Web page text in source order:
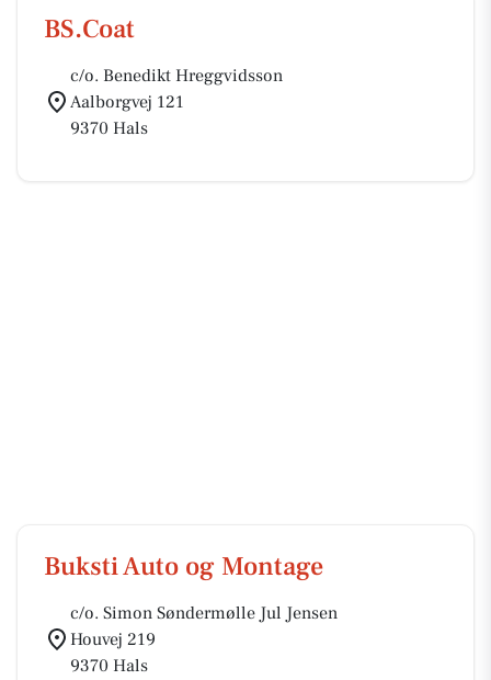
BS.Coat
c/o. Benedikt Hreggvidsson
Aalborgvej 121
9370 Hals
Buksti Auto og Montage
c/o. Simon Søndermølle Jul Jensen
Houvej 219
9370 Hals